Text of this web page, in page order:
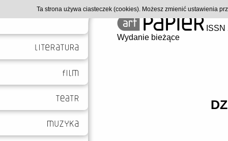
Wydanie bieżące
Ta strona używa ciasteczek (cookies). Możesz zmienić ustawienia